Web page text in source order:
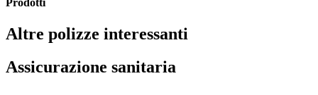
Prodotti
Altre polizze interessanti
Assicurazione sanitaria